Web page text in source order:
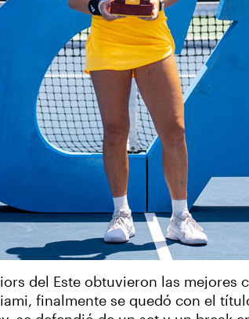
del Este obtuvieron las mejores
finalmente se quedó con el